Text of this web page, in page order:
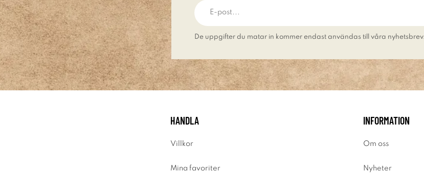
De uppgifter du matar in kommer endast användas till våra nyhetsbrev.
HANDLA
Villkor
Mina favoriter
INFORMATION
Om oss
Nyheter